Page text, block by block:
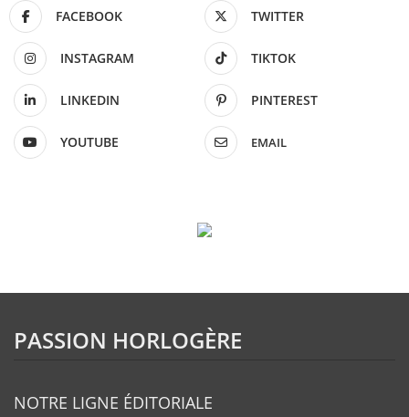
FACEBOOK TWITTER
INSTAGRAM TIKTOK
LINKEDIN PINTEREST
YOUTUBE EMAIL
PASSION HORLOGÈRE
NOTRE LIGNE ÉDITORIALE